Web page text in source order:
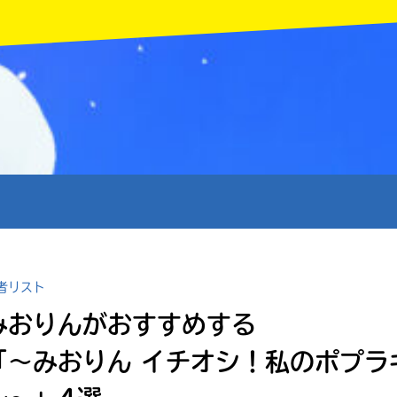
リスト
おりんがおすすめする
〜みおりん イチオシ！私のポプラ